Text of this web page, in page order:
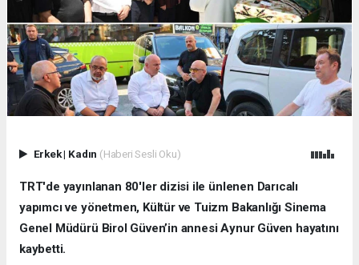
Erkek| Kadın (Haberi Sesli Oku)
TRT'de yayınlanan 80'ler dizisi ile ünlenen Darıcalı
yapımcı ve yönetmen, Kültür ve Tuizm Bakanlığı Sinema
Genel Müdürü Birol Güven’in annesi Aynur Güven hayatını
kaybetti.